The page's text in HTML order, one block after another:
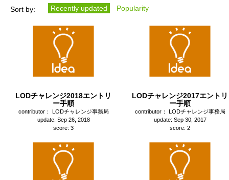
Sort by: Recently updated Popularity
LODチャレンジ2018エントリ
ー手順
contributor： LODチャレンジ事務局
update: Sep 26, 2018
score: 3
LODチャレンジ2017エントリ
ー手順
contributor： LODチャレンジ事務局
update: Sep 30, 2017
score: 2